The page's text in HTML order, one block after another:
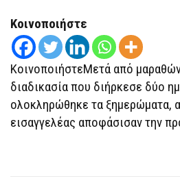
ΜΕ
21
Κοινοποιήστε
ΚοινοποιήστεΜετά από
διαδικασία που διήρκεσε δύο
ολοκληρώθηκε τα ξημερώματα,
εισαγγελέας αποφάσισαν την